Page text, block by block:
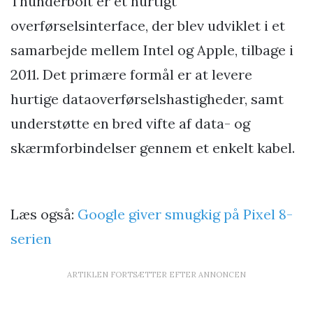
overførselsinterface, der blev udviklet i et
samarbejde mellem Intel og Apple, tilbage i
2011. Det primære formål er at levere
hurtige dataoverførselshastigheder, samt
understøtte en bred vifte af data- og
skærmforbindelser gennem et enkelt kabel.
Læs også: Google giver smugkig på Pixel 8-
serien
ARTIKLEN FORTSÆTTER EFTER ANNONCEN